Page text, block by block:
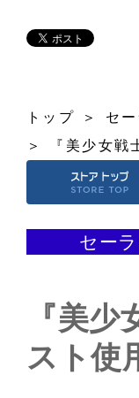
トップ
セ
『美少女
セー
『美
スト使